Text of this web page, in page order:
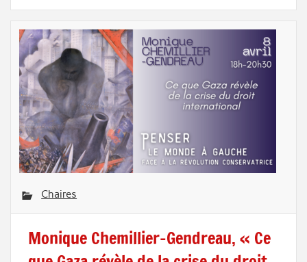
Chaires
Monique Chemillier-Gendreau, « Ce